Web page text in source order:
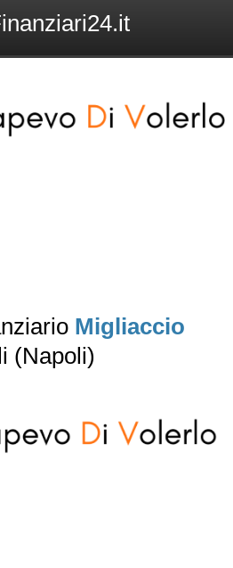
Migliaccio
(Napoli)